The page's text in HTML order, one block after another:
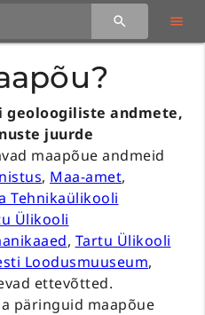
geoloogiliste andmete,
juurde
maapõue andmeid
, Maa-amet,
Tehnikaülikooli
Ülikooli
, Tartu Ülikooli
Loodusmuuseum,
ettevõtted.
päringuid maapõue